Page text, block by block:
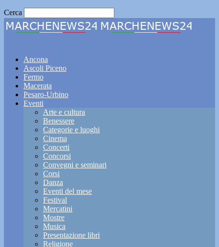
Cerca
Ancona
Ascoli Piceno
Fermo
Macerata
Pesaro-Urbino
Eventi
Arte e cultura
Benessere
Categorie e luoghi
Cinema
Concerti
Concorsi
Convegni e seminari
Corsi
Danza
Eventi del mese
Festival
Mercatini
Mostre
Musica
Presentazione libri
Religione